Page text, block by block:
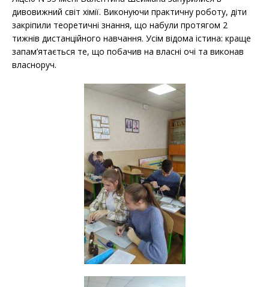
дивовижний світ хімії. Виконуючи практичну роботу, діти
закріпили теоретичні знання, що набули протягом 2
тижнів дистанційного навчання. Усім відома істина: краще
запам’ятається те, що побачив на власні очі та виконав
власноруч.